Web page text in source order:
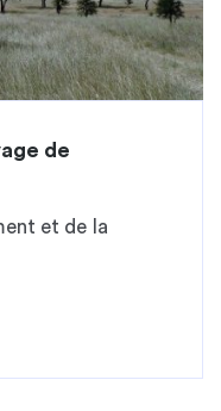
de
et de la